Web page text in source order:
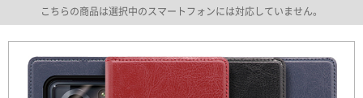
こちらの商品は選択中のスマートフォンには対応していません。